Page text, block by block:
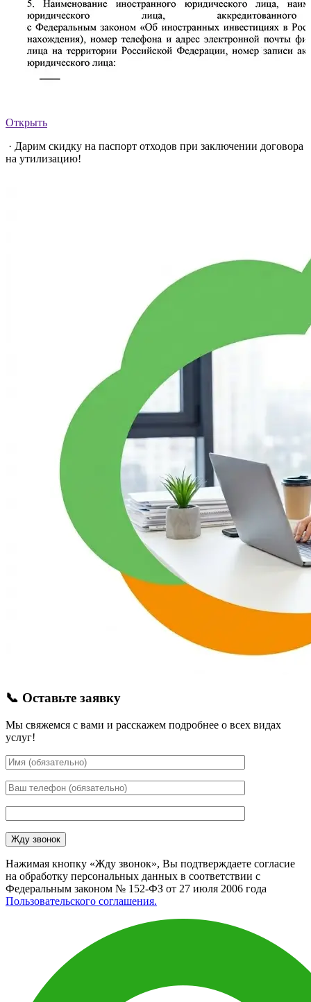
Открыть
· Дарим скидку на паспорт отходов при заключении договора
на утилизацию!
📞 Оставьте заявку
Мы свяжемся с вами и расскажем подробнее о всех видах
услуг!
Нажимая кнопку «Жду звонок», Вы подтверждаете согласие
на обработку персональных данных в соответствии с
Федеральным законом № 152-ФЗ от 27 июля 2006 года
Пользовательского соглашения.